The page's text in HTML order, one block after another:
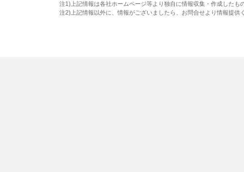
注1)上記情報は各社ホームページ等より独自に情報収集・作成したも
注2)上記情報以外に、情報がございましたら、お問合せより情報提供